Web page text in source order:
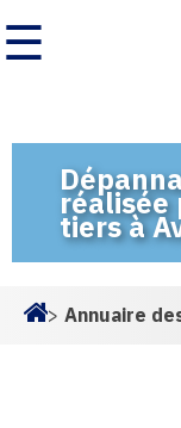
☰
tiers à
> Annuaire